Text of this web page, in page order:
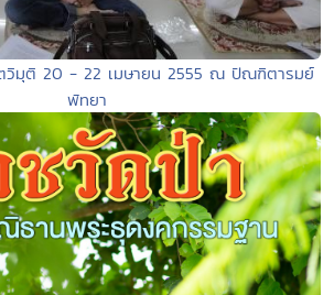
วิมุติ 20 - 22 เมษายน 2555 ณ ปัณฑิตารมย์
พัทยา